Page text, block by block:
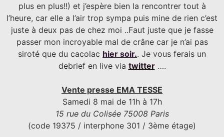
plus en plus!!) et j’espère bien la rencontrer tout à
l’heure, car elle a l’air trop sympa puis mine de rien c’est
juste à deux pas de chez moi ..Faut juste que je fasse
passer mon incroyable mal de crâne car je n’ai pas
siroté que du cacolac hier soir.. Je vous ferais un
debrief en live via twitter….
Vente presse EMA TESSE
Samedi 8 mai de 11h à 17h
15 rue du Colisée 75008 Paris
(code 19375 / interphone 301 / 3ème étage)